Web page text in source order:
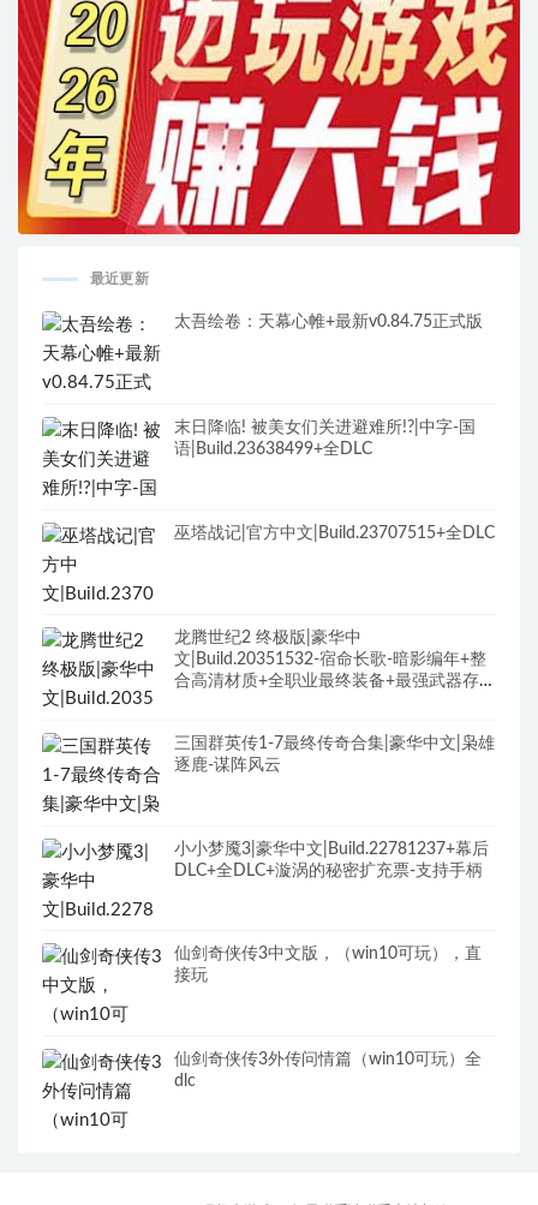
最近更新
太吾绘卷：天幕心帷+最新v0.84.75正式版
末日降临! 被美女们关进避难所!?|中字-国
语|Build.23638499+全DLC
巫塔战记|官方中文|Build.23707515+全DLC
龙腾世纪2 终极版|豪华中
文|Build.20351532-宿命长歌-暗影编年+整
合高清材质+全职业最终装备+最强武器存档
三国群英传1-7最终传奇合集|豪华中文|枭雄
逐鹿-谋阵风云
小小梦魇3|豪华中文|Build.22781237+幕后
DLC+全DLC+漩涡的秘密扩充票-支持手柄
仙剑奇侠传3中文版，（win10可玩），直
接玩
仙剑奇侠传3外传问情篇（win10可玩）全
dlc